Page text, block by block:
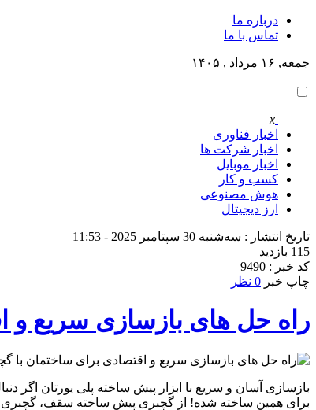
درباره ما
تماس با ما
جمعه, ۱۶ مرداد , ۱۴۰۵
x
اخبار فناوری
اخبار شرکت ها
اخبار موبایل
کسب و کار
هوش مصنوعی
ارز دیجیتال
تاریخ انتشار : سه‌شنبه 30 سپتامبر 2025 - 11:53
115 بازدید
کد خبر : 9490
چاپ خبر 0 نظر
راه‌‌ حل‌ های بازسازی سریع و
بازسازی آسان و سریع با ابزار پیش ساخته پلی یورتان اگر
برای همین ساخته شده! از گچبری پیش ساخته سقف، گچبری